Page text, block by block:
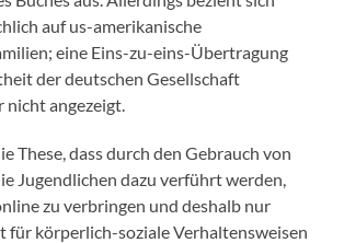
auf us-amerikanische
eine Eins-zu-eins-Übertragung
der deutschen Gesellschaft
angezeigt.
These, dass durch den Gebrauch von
Jugendlichen dazu verführt werden,
zu verbringen und deshalb nur
für körperlich-soziale Verhaltensweisen